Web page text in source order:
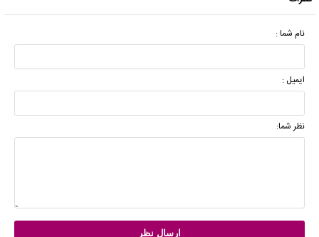
نام شما :
ایمیل :
نظر شما: